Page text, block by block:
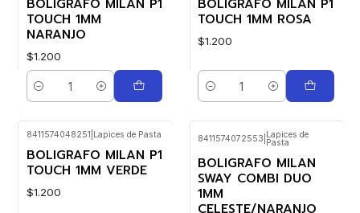
TOUCH 1MM
NARANJO
$1.200
Cantidad
TOUCH 1MM ROSA
$1.200
Cantidad
8411574048251 Lapices de Pasta
BOLIGRAFO MILAN P1
TOUCH 1MM VERDE
$1.200
8411574072553 Lapices de
Pasta
BOLIGRAFO MILAN
SWAY COMBI DUO
1MM
CELESTE/NARANJO